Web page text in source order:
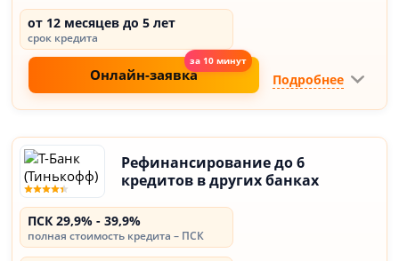
от 12 месяцев до 5 лет
срок кредита
Онлайн-заявка Подробнее
Рефинансирование до 6
кредитов в других банках
ПСК 29,9% - 39,9%
полная стоимость кредита – ПСК